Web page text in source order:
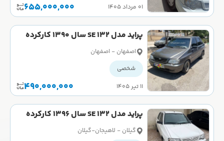
۰۱ مرداد ۱۴۰۵
655,000,000
پراید مدل 132 SE سال 1390 کارکرده
اصفهان - اصفهان
شخصی
۱۱ تیر ۱۴۰۵
490,000,000
پراید مدل 132 SE سال 1396 کارکرده
گیلان - لاهيجان-گيلان